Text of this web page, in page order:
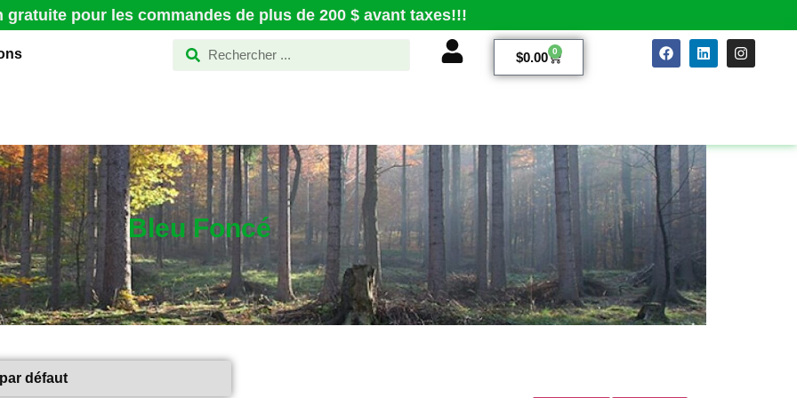
gratuite pour les commandes de plus de 200 $ avant taxes!!!
$0.00 0
Bleu Foncé